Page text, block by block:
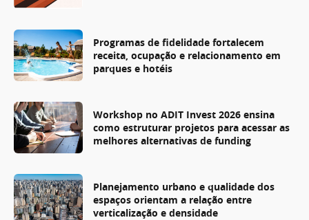
Programas de fidelidade fortalecem
receita, ocupação e relacionamento em
parques e hotéis
Workshop no ADIT Invest 2026 ensina
como estruturar projetos para acessar as
melhores alternativas de funding
Planejamento urbano e qualidade dos
espaços orientam a relação entre
verticalização e densidade